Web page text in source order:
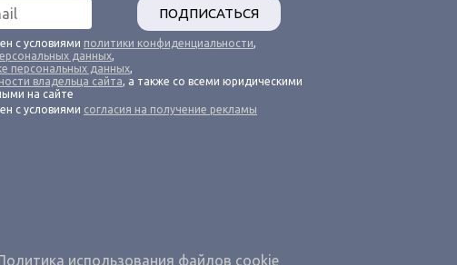
ПОДПИСАТЬСЯ
с условиями политики конфиденциальности,
данных,
персональных данных,
владельца сайта, а также со всеми юридическими
на сайте
с условиями согласия на получение рекламы
использования файлов cookie